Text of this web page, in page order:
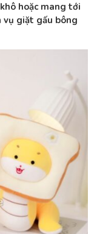
hoặc mang tới
vụ giặt gấu bông